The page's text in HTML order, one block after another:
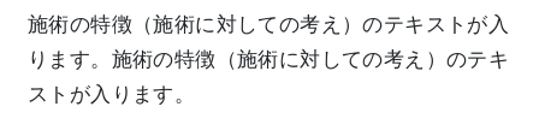
施術の特徴（施術に対しての考え）のテキストが入
ります。施術の特徴（施術に対しての考え）のテキ
ストが入ります。